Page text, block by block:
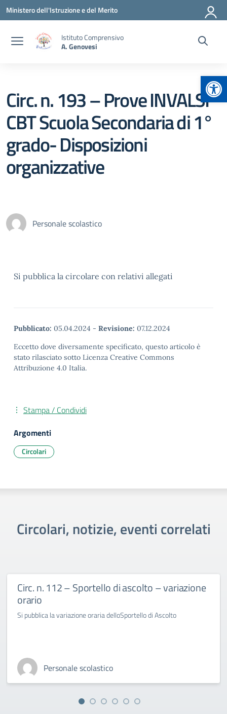
Vai ai contenuti
Vai al menu di navigazione
Vai al footer
Ministero dell'Istruzione e del Merito
Istituto Comprensivo
A. Genovesi
Circ. n. 193 – Prove INVALSI
CBT Scuola Secondaria di 1°
grado- Disposizioni
organizzative
Personale scolastico
Si pubblica la circolare con relativi allegati
Pubblicato: 05.04.2024 - Revisione: 07.12.2024
Eccetto dove diversamente specificato, questo articolo è
stato rilasciato sotto Licenza Creative Commons
Attribuzione 4.0 Italia.
Stampa / Condividi
Argomenti
Circolari
Circolari, notizie, eventi correlati
Circ. n. 112 – Sportello di ascolto – variazione
orario
Si pubblica la variazione oraria delloSportello di Ascolto
Personale scolastico